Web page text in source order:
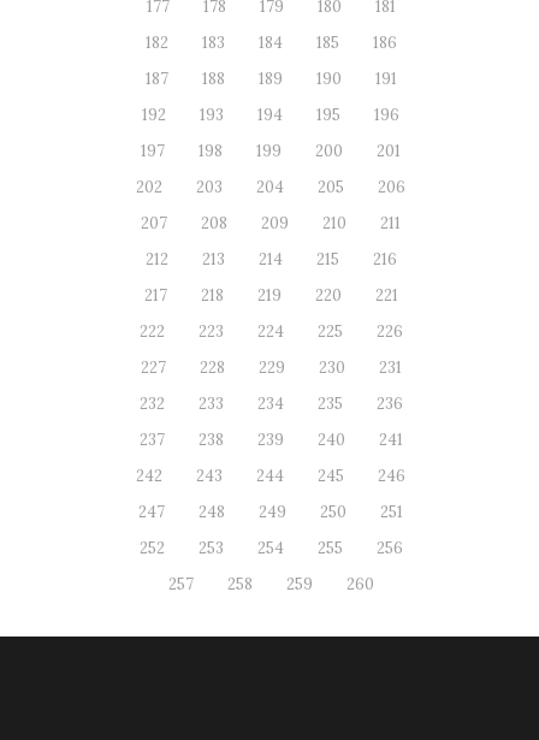
177
178 179 180
181
182
183 184 185
186
187
188 189 190
191
192
193 194 195
196
197
198 199 200
201
202
203 204 205
206
207
208 209 210
211
212
213 214 215
216
217
218 219 220
221
222
223 224 225
226
227
228 229 230
231
232
233 234 235
236
237
238 239 240
241
242
243 244 245
246
247
248 249 250
251
252
253 254 255
256
257
258 259 260